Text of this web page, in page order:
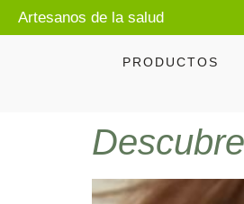
Artesanos de la salud
PRODUCTOS